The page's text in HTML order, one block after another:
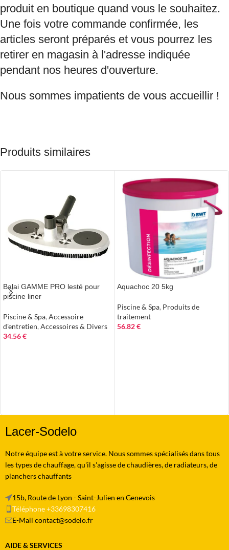
produit en boutique quand vous le souhaitez.
Une fois votre commande confirmée, les
articles seront préparés et vous pourrez les
retirer en magasin à l'adresse indiquée
pendant nos heures d'ouverture.
Nous sommes impatients de vous accueillir !
Produits similaires
Balai GAMME PRO lesté pour
piscine liner
Piscine & Spa, Accessoire
d'entretien, Accessoires & Divers
34.56€
Aquachoc 20 5kg
Piscine & Spa, Produits de
traitement
56.82€
Lacer-Sodelo
Notre équipe est à votre service. Nous sommes spécialisés dans tous
les types de chauffage, qu'il s'agisse de chaudières, de radiateurs, de
planchers chauffants
15b, Route de Lyon - Saint-Julien en Genevois
Téléphone +33698307416
E-Mail contact@sodelo.fr
AIDE & SERVICES